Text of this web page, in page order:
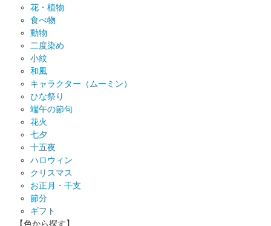
花・植物
食べ物
動物
二度染め
小紋
和風
キャラクター（ムーミン）
ひな祭り
端午の節句
花火
七夕
十五夜
ハロウィン
クリスマス
お正月・干支
節分
ギフト
【色から探す】